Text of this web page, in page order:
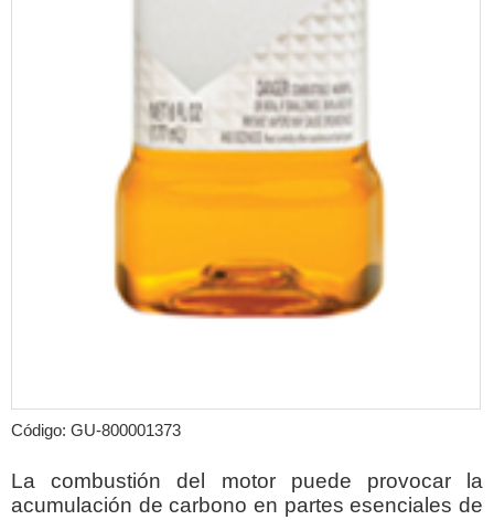
Código: GU-800001373
La combustión del motor puede provocar la
acumulación de carbono en partes esenciales de